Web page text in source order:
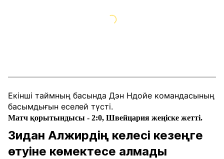
Екінші таймның басында Дэн Ндойе командасының
басымдығын еселей түсті.
Матч қорытындысы - 2:0, Швейцария жеңіске жетті.
Зидан Алжирдің келесі кезеңге
өтуіне көмектесе алмады